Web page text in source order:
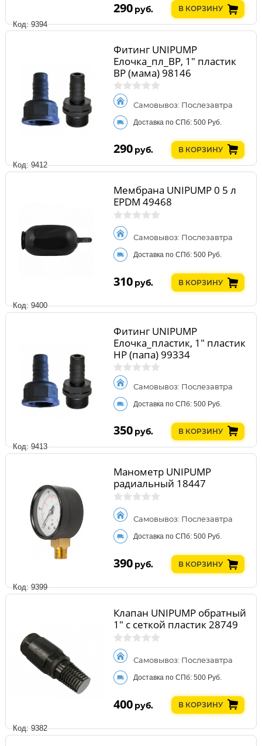
Код: 9394
290 руб. В КОРЗИНУ
Код: 9412
Фитинг UNIPUMP
Елочка_пл_ВР, 1" пластик
ВР (мама) 98146
Самовывоз: Послезавтра
Доставка по СПб: 500 Руб.
290 руб. В КОРЗИНУ
Код: 9400
Мембрана UNIPUMP 0 5 л
EPDM 49468
Самовывоз: Послезавтра
Доставка по СПб: 500 Руб.
310 руб. В КОРЗИНУ
Код: 9413
Фитинг UNIPUMP
Елочка_пластик, 1" пластик
HР (папа) 99334
Самовывоз: Послезавтра
Доставка по СПб: 500 Руб.
350 руб. В КОРЗИНУ
Код: 9399
Манометр UNIPUMP
радиальный 18447
Самовывоз: Послезавтра
Доставка по СПб: 500 Руб.
390 руб. В КОРЗИНУ
Код: 9382
Клапан UNIPUMP обратный
1" с сеткой пластик 28749
Самовывоз: Послезавтра
Доставка по СПб: 500 Руб.
400 руб. В КОРЗИНУ